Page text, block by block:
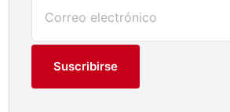
Suscribirse